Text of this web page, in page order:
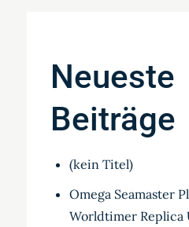
Neueste
Beiträge
(kein Titel)
Omega Seamaster
Worldtimer Replica